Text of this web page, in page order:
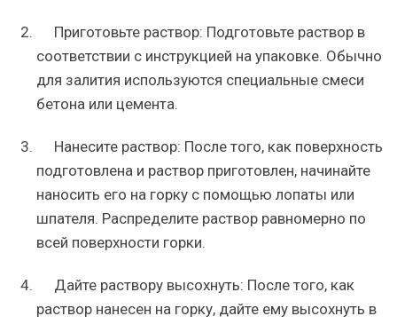
Приготовьте раствор: Подготовьте раствор в
соответствии с инструкцией на упаковке. Обычно
для залития используются специальные смеси
бетона или цемента.
Нанесите раствор: После того, как поверхность
подготовлена и раствор приготовлен, начинайте
наносить его на горку с помощью лопаты или
шпателя. Распределите раствор равномерно по
всей поверхности горки.
Дайте раствору высохнуть: После того, как
раствор нанесен на горку, дайте ему высохнуть в